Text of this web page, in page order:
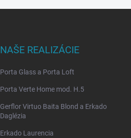
NAŠE REALIZÁCIE
Porta Glass a Porta Loft
Porta Verte Home mod. H.5
Gerflor Virtuo Baita Blond a Erkado
Daglézia
Erkado Laurencia